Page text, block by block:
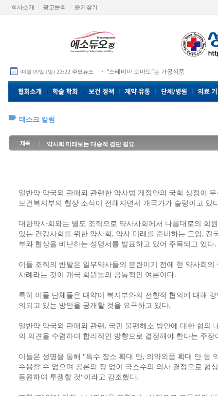
회사소개 광고문의 즐겨찾기
08월 09일 (일) 22:22 주요뉴스 “스테비아 토마토”는 가공식품
데스크 칼럼
약사회 미래보는 대승적 결단 필요
일반약 약국외 판매와 관련한 약사법 개정안의 국회 상정이
보건복지부의 협상 소식이 전해지면서 개국가가 술렁이고 있
대한약사회와는 별도 조직으로 약사사회에서 나름대로의 회
있는 건강사회를 위한 약사회, 약사 미래를 준비하는 모임, 전
부와 협상을 비난하는 성명서를 발표하고 있어 주목되고 있다.
이들 조직의 반발은 일부약사들의 분란이기 전에 현 약사회의
사례라는 것이 개국 회원들의 공통적인 여론이다.
특히 이들 단체들은 대약이 복지부와의 전향적 협의에 대해
의되고 있는 방안을 공개할 것을 요구하고 있다.
일반약 약국외 판매와 관련, 국민 불편해소 방안에 대한 협의
의 의견을 수렴하여 합리적인 방향으로 결정해야 한다는 주장
이들은 성명을 통해 "특수 장소 확대 안, 의약외품 확대 안 등
수용할 수 없으며 공론의 장 없이 극소수의 의사 결정으로 협
동원하여 투쟁할 것"이라고 강조했다.